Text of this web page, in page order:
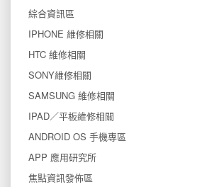
綜合資訊區
IPHONE 維修相關
HTC 維修相關
SONY維修相關
SAMSUNG 維修相關
IPAD／平板維修相關
ANDROID OS 手機專區
APP 應用研究所
焦點資訊發佈區